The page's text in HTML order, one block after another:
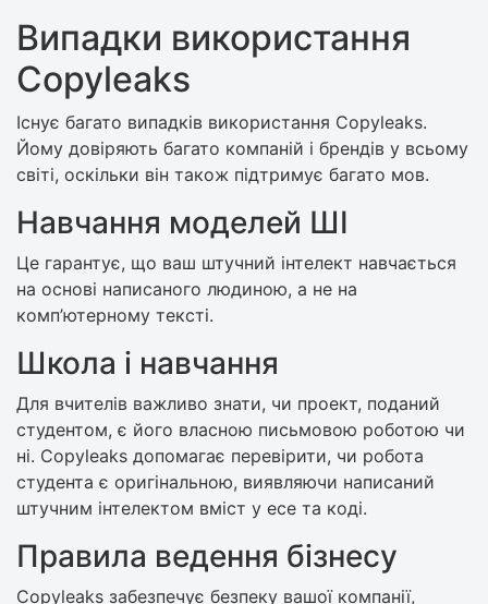
Випадки використання
Copyleaks
Існує багато випадків використання Copyleaks.
Йому довіряють багато компаній і брендів у всьому
світі, оскільки він також підтримує багато мов.
Навчання моделей ШІ
Це гарантує, що ваш штучний інтелект навчається
на основі написаного людиною, а не на
комп’ютерному тексті.
Школа і навчання
Для вчителів важливо знати, чи проект, поданий
студентом, є його власною письмовою роботою чи
ні. Copyleaks допомагає перевірити, чи робота
студента є оригінальною, виявляючи написаний
штучним інтелектом вміст у есе та коді.
Правила ведення бізнесу
Copyleaks забезпечує безпеку вашої компанії,